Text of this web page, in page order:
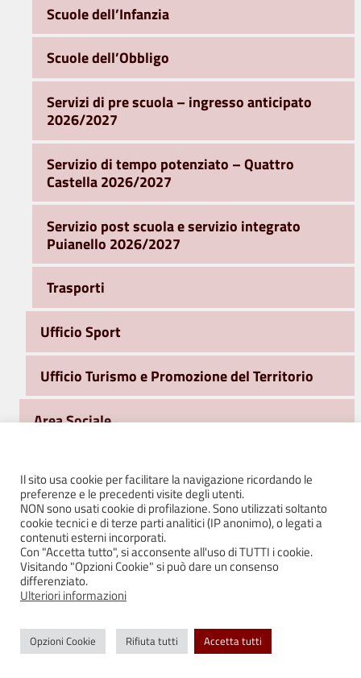
Scuole dell’Infanzia
Scuole dell’Obbligo
Servizi di pre scuola – ingresso anticipato
2026/2027
Servizio di tempo potenziato – Quattro
Castella 2026/2027
Servizio post scuola e servizio integrato
Puianello 2026/2027
Trasporti
Ufficio Sport
Ufficio Turismo e Promozione del Territorio
Area Sociale
WiFi Free e Servizi on line
FONDI PSR
Giardini Storici Bianello – elaborati integrativi II
Giardini Storici Castello di Bianello – elaborati
Il sito usa cookie per facilitare la navigazione ricordando le
preferenze e le precedenti visite degli utenti.
NON sono usati cookie di profilazione. Sono utilizzati soltanto
cookie tecnici e di terze parti analitici (IP anonimo), o legati a
contenuti esterni incorporati.
Con "Accetta tutto", si acconsente all'uso di TUTTI i cookie.
Visitando "Opzioni Cookie" si può dare un consenso
differenziato.
Ulteriori informazioni
Opzioni Cookie Rifiuta tutti Accetta tutti